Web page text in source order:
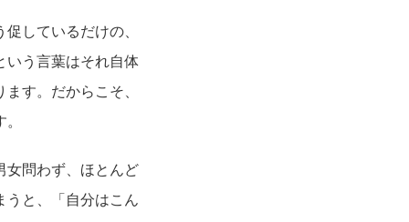
しているだけの、
いう言葉はそれ自体
す。だからこそ、
女問わず、ほとんど
うと、「自分はこん